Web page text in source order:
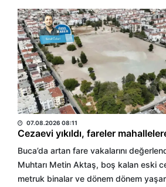
HABER MERKEZİ
07.08.2026 08:11
Cezaevi yıkıldı, fareler
Buca’da artan fare vakalarını
Muhtarı Metin Aktaş, boş kalan eski
metruk binalar ve dönem dönem